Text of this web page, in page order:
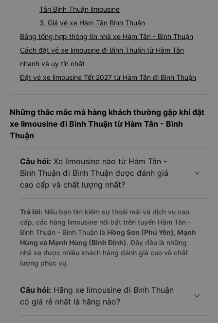
Tân Bình Thuận limousine
3. Giá vé xe Hàm Tân Bình Thuận
Bảng tổng hợp thông tin nhà xe Hàm Tân - Bình Thuận
Cách đặt vé xe limousine đi Bình Thuận từ Hàm Tân
nhanh và uy tín nhất
Đặt vé xe limousine Tết 2027 từ Hàm Tân đi Bình Thuận
Những thắc mắc mà hàng khách thường gặp khi đặt
xe limousine đi Bình Thuận từ Hàm Tân - Bình
Thuận
Câu hỏi: Xe limousine nào từ Hàm Tân -
Bình Thuận đi Bình Thuận được đánh giá
cao cấp và chất lượng nhất?
Trả lời: Nếu bạn tìm kiếm sự thoải mái và dịch vụ cao
cấp, các hãng limousine nổi bật trên tuyến Hàm Tân -
Bình Thuận - Bình Thuận là Hồng Sơn (Phú Yên), Mạnh
Hùng và Mạnh Hùng (Bình Định). Đây đều là những
nhà xe được nhiều khách hàng đánh giá cao về chất
lượng phục vụ.
Câu hỏi: Hãng xe limousine đi Bình Thuận
có giá rẻ nhất là hãng nào?